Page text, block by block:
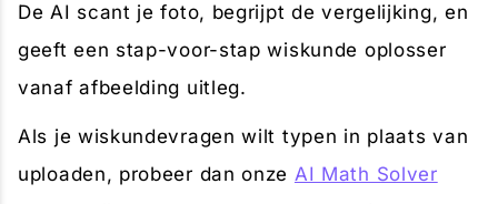
De AI scant je foto, begrijpt de vergelijking, en
geeft een stap-voor-stap wiskunde oplosser
vanaf afbeelding uitleg.
Als je wiskundevragen wilt typen in plaats van
uploaden, probeer dan onze AI Math Solver